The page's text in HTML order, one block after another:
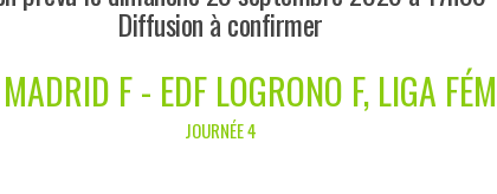
Diffusion à confirmer
F - EDF LOGRONO F, LIGA
JOURNÉE 4